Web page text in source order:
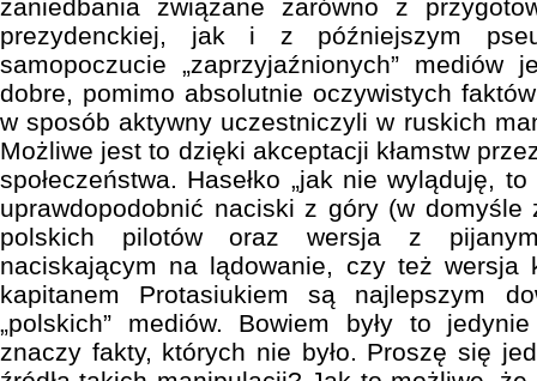
zaniedbania związane zarówno z
prezydenckiej, jak i z późniejszym
samopoczucie „zaprzyjaźnionych” mediów
dobre, pomimo absolutnie oczywistych
w sposób aktywny uczestniczyli w ruskich
Możliwe jest to dzięki akceptacji kłamstw
społeczeństwa. Hasełko „jak nie wyląduję,
uprawdopodobnić naciski z góry (w domyśle
polskich pilotów oraz wersja z pijanym
naciskającym na lądowanie, czy też wersja
kapitanem Protasiukiem są najlepszym
„polskich” mediów. Bowiem były to
znaczy fakty, których nie było. Proszę się